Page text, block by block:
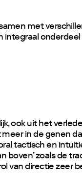
met
integraal onderdeel
ook uit het
in de genen
tactisch en
boven’ zoals de
van directie zeer